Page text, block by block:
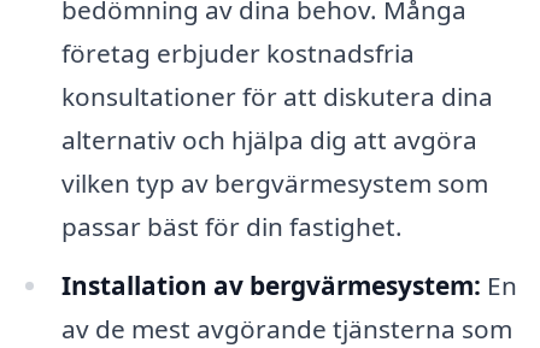
bedömning av dina behov. Många
företag erbjuder kostnadsfria
konsultationer för att diskutera dina
alternativ och hjälpa dig att avgöra
vilken typ av bergvärmesystem som
passar bäst för din fastighet.
Installation av bergvärmesystem: En
av de mest avgörande tjänsterna som